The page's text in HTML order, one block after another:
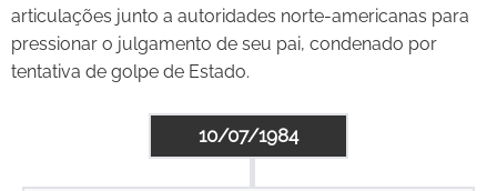
articulações junto a autoridades norte-americanas para
pressionar o julgamento de seu pai, condenado por
tentativa de golpe de Estado.
10/07/1984